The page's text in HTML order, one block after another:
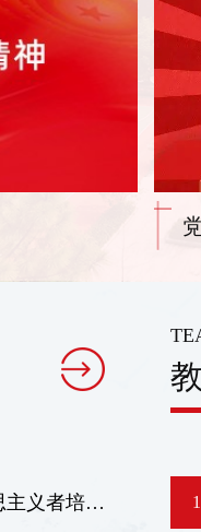
2026年湖北省“青年马克思主义者培养工程”国企班、农村班在省团校举办 1